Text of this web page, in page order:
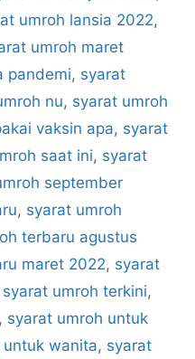
umroh lansia 2022,
umroh maret
pandemi, syarat
nu, syarat umroh
vaksin apa, syarat
saat ini, syarat
september
, syarat umroh
terbaru agustus
maret 2022, syarat
syarat umroh terkini,
, syarat umroh untuk
wanita, syarat